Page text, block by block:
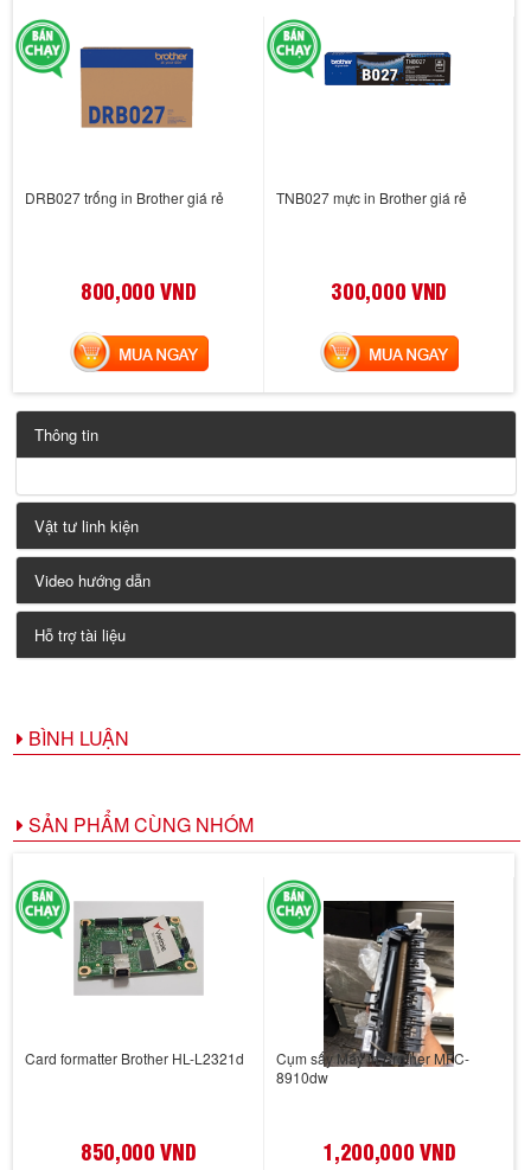
DRB027 trống in Brother giá rẻ
800,000 VND
MUA NGAY
TNB027 mực in Brother giá rẻ
300,000 VND
MUA NGAY
Thông tin
Vật tư linh kiện
Video hướng dẫn
Hỗ trợ tài liệu
BÌNH LUẬN
SẢN PHẨM CÙNG NHÓM
Card formatter Brother HL-L2321d
850,000 VND
Cụm sấy Máy in Brother MFC-
8910dw
1,200,000 VND